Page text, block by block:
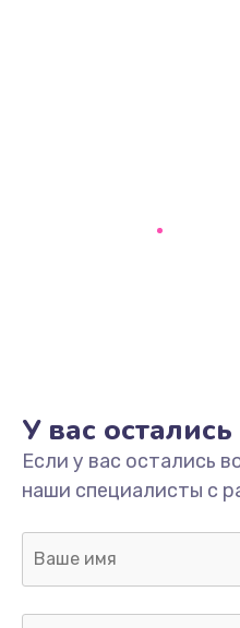
У вас
Если у вас остались
наши специалисты с